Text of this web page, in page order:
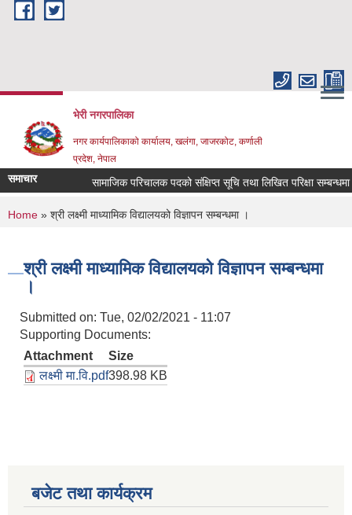
Skip to main content
भेरी नगरपालिका
नगर कार्यपालिकाको कार्यालय, खलंगा, जाजरकोट, कर्णाली
प्रदेश, नेपाल
समाचार सामाजिक परिचालक पदको संक्षिप्त सूचि तथा लिखित परिक्षा सम्बन्धमा ।
You are here
Home » श्री लक्ष्मी माध्यामिक विद्यालयको विज्ञापन सम्बन्धमा ।
श्री लक्ष्मी माध्यामिक विद्यालयको विज्ञापन सम्बन्धमा
।
Submitted on: Tue, 02/02/2021 - 11:07
Supporting Documents:
Attachment
Size
लक्ष्मी मा.वि.pdf398.98 KB
बजेट तथा कार्यक्रम